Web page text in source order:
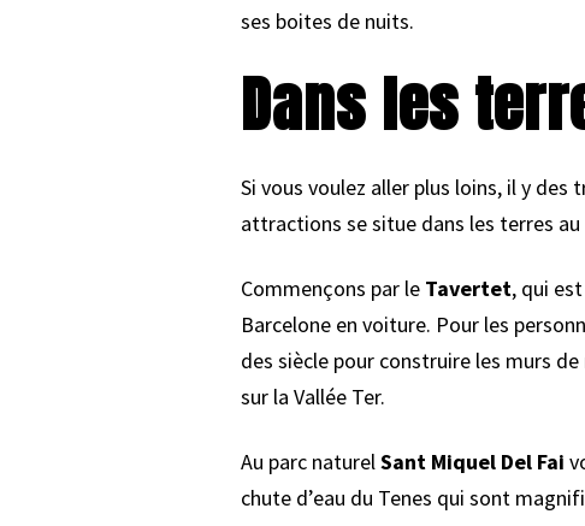
ses boites de nuits.
Dans les
Si vous voulez aller plus loins, il y des
attractions se situe dans les terres
Commençons par le Tavertet, qui
Barcelone en voiture. Pour les
des siècle pour construire les murs
sur la Vallée Ter.
Au parc naturelSant Miquel Del Fai
chute d’eau du Tenes qui sont